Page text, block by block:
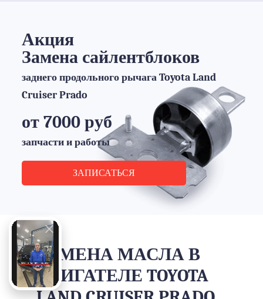
Акция
Замена сайлентблоков
заднего продольного рычага Toyota Land
Cruiser Prado
от 7000 руб
запчасти и работы
ЗАПИСАТЬСЯ
ЗАМЕНА МАСЛА В
ДВИГАТЕЛЕ TOYOTA